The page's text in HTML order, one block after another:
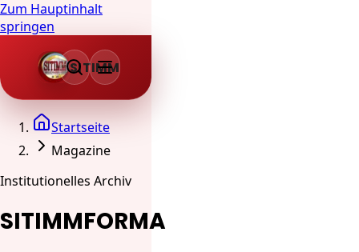
Zum Hauptinhalt
springen
SITIMM
Startseite
Magazine
Institutionelles Archiv
SITIMMFORMA